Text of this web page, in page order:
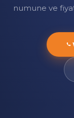
numune ve